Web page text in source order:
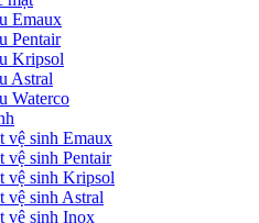
Emaux
Pentair
Kripsol
Astral
Waterco
vệ sinh Emaux
vệ sinh Pentair
vệ sinh Kripsol
vệ sinh Astral
vệ sinh Inox